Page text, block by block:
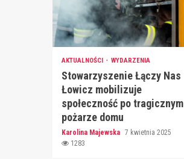
AKTUALNOŚCI WYDARZENIA
Stowarzyszenie Łączy Nas
Łowicz mobilizuje
społeczność po tragicznym
pożarze domu
Karolina Majewska 7 kwietnia 2025
1283